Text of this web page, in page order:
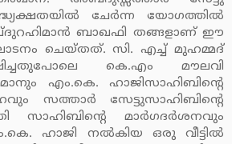
ചേര്‍ന്ന യോഗത്തില്‍
ബാഖഫി തങ്ങളാണ് ഈ
ചെയ്തത്. സി. എച്ച് മുഹമ്മദ്
കെ.എം മൗലവി
എം.കെ. ഹാജിസാഹിബിന്റെ
സത്താര്‍ സേട്ടുസാഹിബിന്റെ
സാഹിബിന്റെ മാര്‍ഗദര്‍ശനവും
ഹാജി നല്‍കിയ ഒരു വീട്ടില്‍